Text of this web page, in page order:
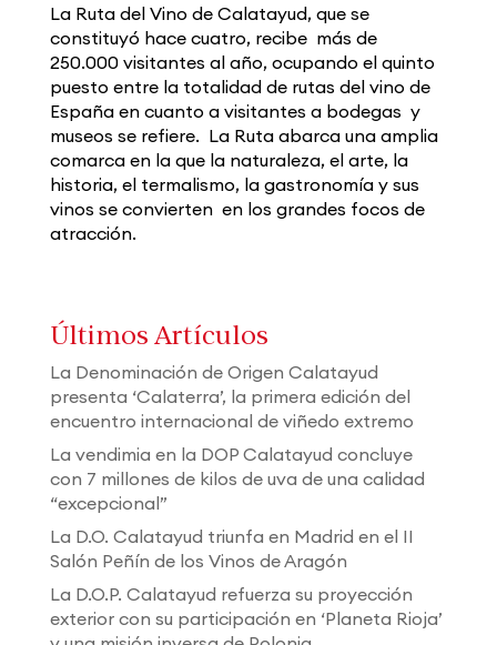
La Ruta del Vino de Calatayud, que se
constituyó hace cuatro, recibe más de
250.000 visitantes al año, ocupando el quinto
puesto entre la totalidad de rutas del vino de
España en cuanto a visitantes a bodegas y
museos se refiere. La Ruta abarca una amplia
comarca en la que la naturaleza, el arte, la
historia, el termalismo, la gastronomía y sus
vinos se convierten en los grandes focos de
atracción.
Últimos Artículos
La Denominación de Origen Calatayud
presenta ‘Calaterra’, la primera edición del
encuentro internacional de viñedo extremo
La vendimia en la DOP Calatayud concluye
con 7 millones de kilos de uva de una calidad
“excepcional”
La D.O. Calatayud triunfa en Madrid en el II
Salón Peñín de los Vinos de Aragón
La D.O.P. Calatayud refuerza su proyección
exterior con su participación en ‘Planeta Rioja’